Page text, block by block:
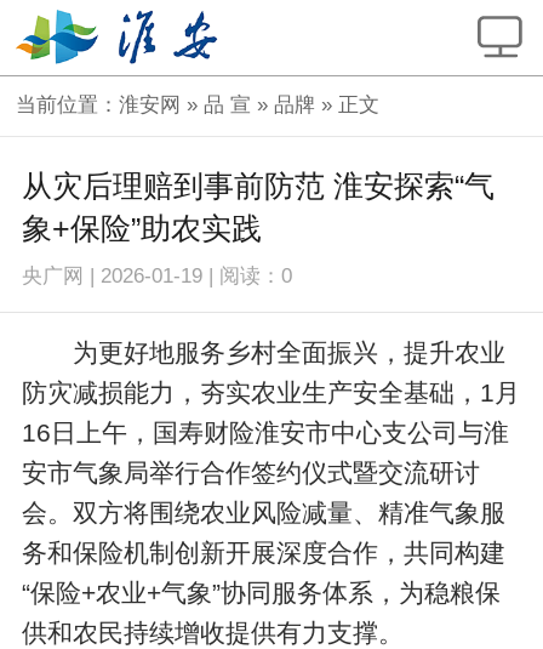
当前位置：淮安网 » 品 宣 » 品牌 » 正文
从灾后理赔到事前防范 淮安探索“气
象+保险”助农实践
央广网 | 2026-01-19 | 阅读：0
为更好地服务乡村全面振兴，提升农业
防灾减损能力，夯实农业生产安全基础，1月
16日上午，国寿财险淮安市中心支公司与淮
安市气象局举行合作签约仪式暨交流研讨
会。双方将围绕农业风险减量、精准气象服
务和保险机制创新开展深度合作，共同构建
“保险+农业+气象”协同服务体系，为稳粮保
供和农民持续增收提供有力支撑。